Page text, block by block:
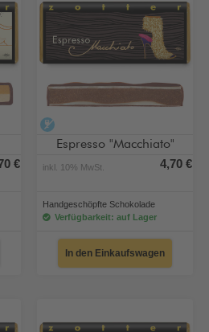
€
Espresso "Macchiato"
inkl. 10% MwSt. 4,70 €
Handgeschöpfte Schokolade
Verfügbarkeit: auf Lager
In den Einkaufswagen